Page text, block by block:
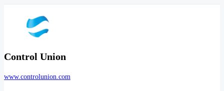
Control Union
www.controlunion.com